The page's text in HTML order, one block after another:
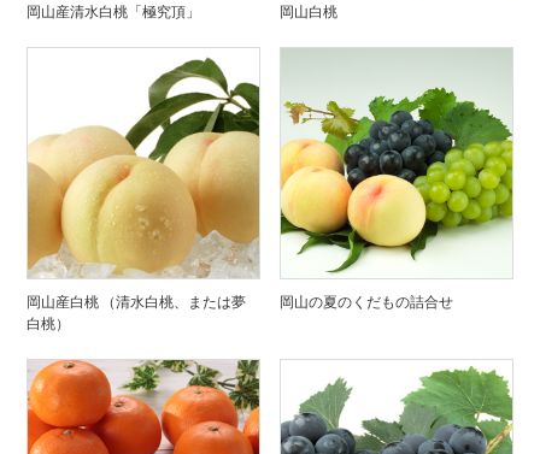
岡山産清水白桃「極究頂」 岡山白桃
岡山産白桃 （清水白桃、または夢
白桃）
岡山の夏のくだもの詰合せ